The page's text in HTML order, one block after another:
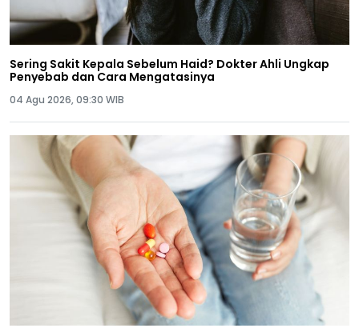
Sering Sakit Kepala Sebelum Haid? Dokter Ahli Ungkap
Penyebab dan Cara Mengatasinya
04 Agu 2026, 09:30 WIB